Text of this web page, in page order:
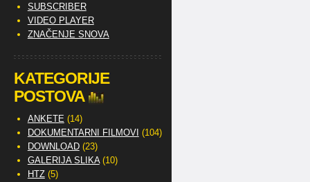
SUBSCRIBER
VIDEO PLAYER
ZNAČENJE SNOVA
KATEGORIJE
POSTOVA
ANKETE (14)
DOKUMENTARNI FILMOVI (104)
DOWNLOAD(23)
GALERIJA SLIKA(10)
HTZ(5)